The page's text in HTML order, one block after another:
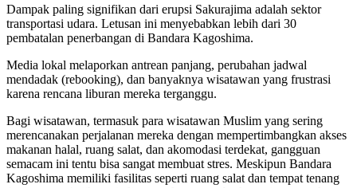
Dampak paling signifikan dari erupsi Sakurajima adalah sektor
transportasi udara. Letusan ini menyebabkan lebih dari 30
pembatalan penerbangan di Bandara Kagoshima.
Media lokal melaporkan antrean panjang, perubahan jadwal
mendadak (rebooking), dan banyaknya wisatawan yang frustrasi
karena rencana liburan mereka terganggu.
Bagi wisatawan, termasuk para wisatawan Muslim yang sering
merencanakan perjalanan mereka dengan mempertimbangkan akses
makanan halal, ruang salat, dan akomodasi terdekat, gangguan
semacam ini tentu bisa sangat membuat stres. Meskipun Bandara
Kagoshima memiliki fasilitas seperti ruang salat dan tempat tenang